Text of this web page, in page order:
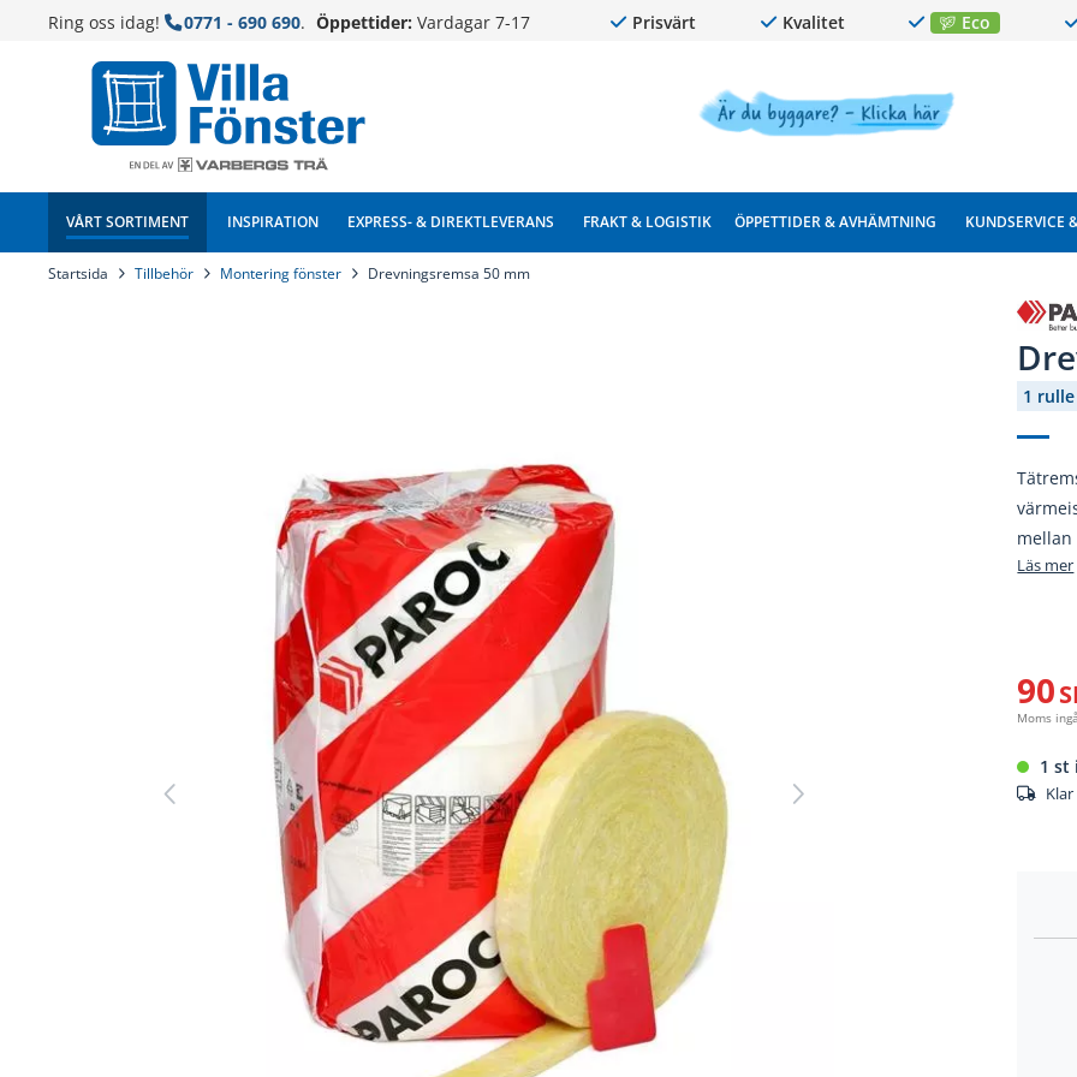
Ring oss idag! 0771 - 690 690. Öppettider: Vardagar 7-17 Prisvärt Kvalitet Eco
VÅRT SORTIMENT INSPIRATION EXPRESS- & DIREKTLEVERANS FRAKT & LOGISTIK ÖPPETTIDER & AVHÄMTNING KUNDSERVICE
Startsida Tillbehör Montering fönster Drevningsremsa 50 mm
1 rulle
Läs mer
90
Moms
1 st